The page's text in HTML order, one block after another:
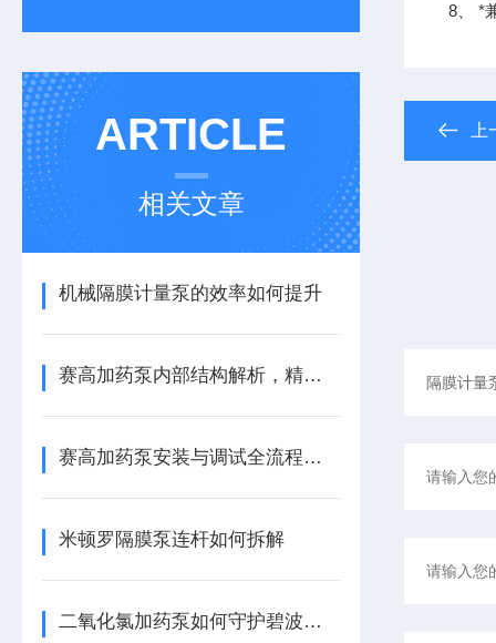
ARTICLE
相关文章
机械隔膜计量泵的效率如何提升
赛高加药泵内部结构解析，精准计量的机械心脏
赛高加药泵安装与调试全流程指南
米顿罗隔膜泵连杆如何拆解
二氧化氯加药泵如何守护碧波安全
8、 *